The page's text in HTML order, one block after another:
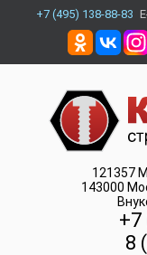
+7 (495) 138-88-83
121357
143000
+7
8